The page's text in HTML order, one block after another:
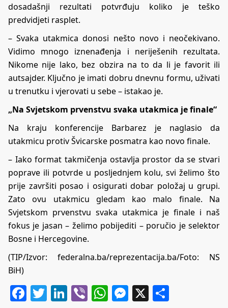
dosadašnji rezultati potvrđuju koliko je teško
predvidjeti rasplet.
– Svaka utakmica donosi nešto novo i neočekivano.
Vidimo mnogo iznenađenja i neriješenih rezultata.
Nikome nije lako, bez obzira na to da li je favorit ili
autsajder. Ključno je imati dobru dnevnu formu, uživati
u trenutku i vjerovati u sebe – istakao je.
„Na Svjetskom prvenstvu svaka utakmica je finale“
Na kraju konferencije Barbarez je naglasio da
utakmicu protiv Švicarske posmatra kao novo finale.
– Iako format takmičenja ostavlja prostor da se stvari
poprave ili potvrde u posljednjem kolu, svi želimo što
prije završiti posao i osigurati dobar položaj u grupi.
Zato ovu utakmicu gledam kao malo finale. Na
Svjetskom prvenstvu svaka utakmica je finale i naš
fokus je jasan – želimo pobijediti – poručio je selektor
Bosne i Hercegovine.
(TIP/Izvor: federalna.ba/reprezentacija.ba/Foto: NS
BiH)
Facebook
Twitter
LinkedIn
ViberWhatsApp
Messenger
X